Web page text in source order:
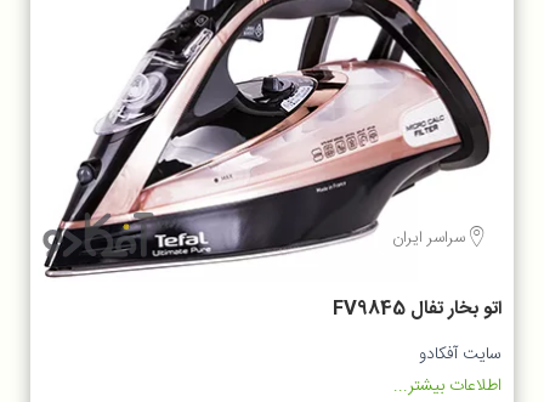
سراسر ایران
اتو بخار تفال FV9845
سایت آفکادو
اطلاعات بیشتر...